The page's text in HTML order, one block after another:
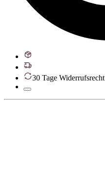
30 Tage Widerrufsrecht